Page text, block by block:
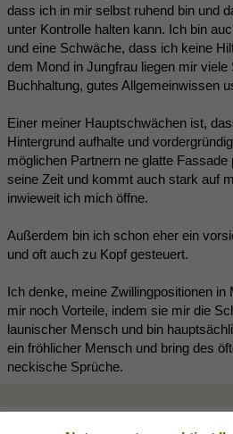
dass ich in mir selbst ruhend bin und
unter Kontrolle halten kann. Ich bin
und eine Schwäche, dass ich keine
dem Mond in Jungfrau liegen mir
Buchhaltung, gutes Allgemeinwissen
Einer meiner Hauptschwächen ist,
Hintergrund aufhalte und
möglichen Partnern ne glatte
seine Zeit und kommt auch stark auf
inwieweit ich mich öffne.
Außerdem bin ich schon eher ein
und oft auch zu Kopf gesteuert.
Ich denke, meine Zwillingpositionen
mir noch Vorteile, indem sie mir die
launischer Mensch und bin
ein fröhlicher Mensch und bring des
neckische Sprüche.